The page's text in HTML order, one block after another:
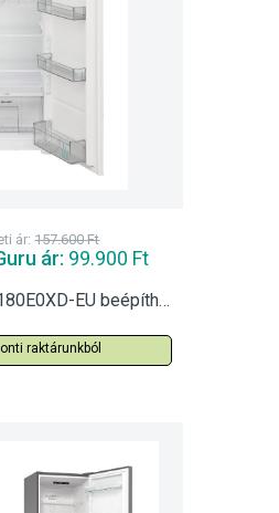
ár:157.600 Ft
ár: 99.900 Ft
Sharp SJ-LD180E0XD-EU beépíthető hűtőszekrény
raktárunkból